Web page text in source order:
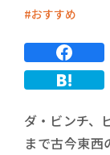
おすすめ
ダ・ビンチ、
まで古今東西